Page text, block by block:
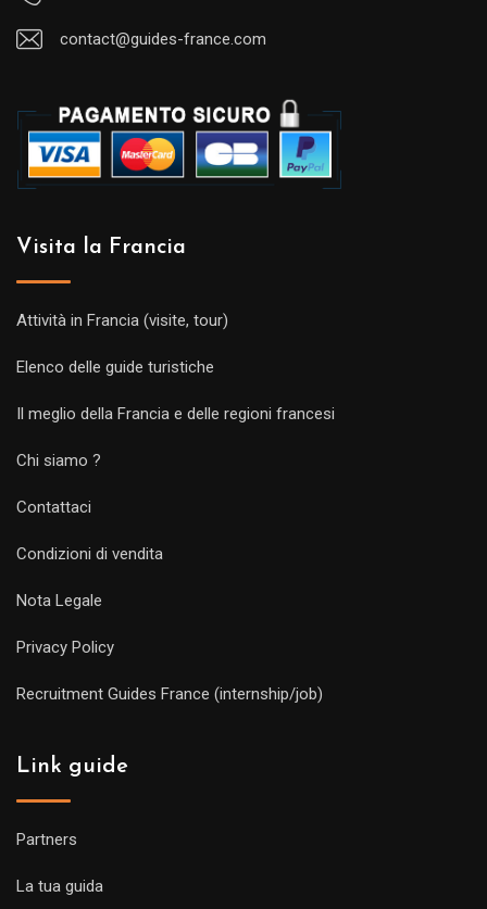
contact@guides-france.com
Visita la Francia
Attività in Francia (visite, tour)
Elenco delle guide turistiche
Il meglio della Francia e delle regioni francesi
Chi siamo ?
Contattaci
Condizioni di vendita
Nota Legale
Privacy Policy
Recruitment Guides France (internship/job)
Link guide
Partners
La tua guida